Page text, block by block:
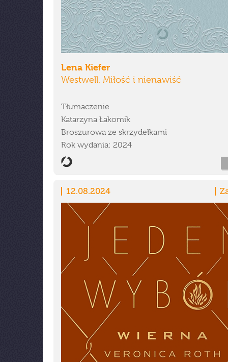
Lena Kiefer
Westwell. Miłość i nienawiść
Tłumaczenie
Katarzyna Łakomik
Broszurowa ze skrzydełkami
Rok wydania: 2024
12.08.2024